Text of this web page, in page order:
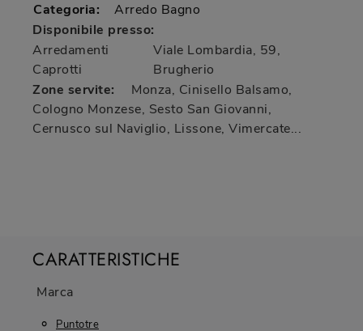
Categoria:
Arredo Bagno
Disponibile presso:
Arredamenti
Caprotti
Viale Lombardia, 59,
Brugherio
Zone servite:
Monza, Cinisello Balsamo,
Cologno Monzese, Sesto San Giovanni,
Cernusco sul Naviglio, Lissone, Vimercate...
CARATTERISTICHE
Marca
Puntotre